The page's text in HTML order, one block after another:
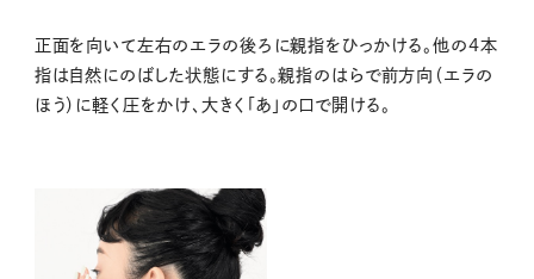
正面を向いて左右のエラの後ろに親指をひっかける。他の4本
指は自然にのばした状態にする。親指のはらで前方向（エラの
ほう）に軽く圧をかけ、大きく「あ」の口で開ける。